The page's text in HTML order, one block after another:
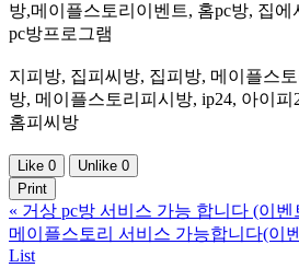
방,메이플스토리이벤트, 홈pc방, 집에
pc방프로그램
지피방, 집피씨방, 집피방, 메이플스
방, 메이플스토리피시방, ip24, 아이
홈피씨방
Like 0 Unlike 0
Print
« 거상 pc방 서비스 가능 합니다 (이
메이플스토리 서비스 가능합니다(이
List